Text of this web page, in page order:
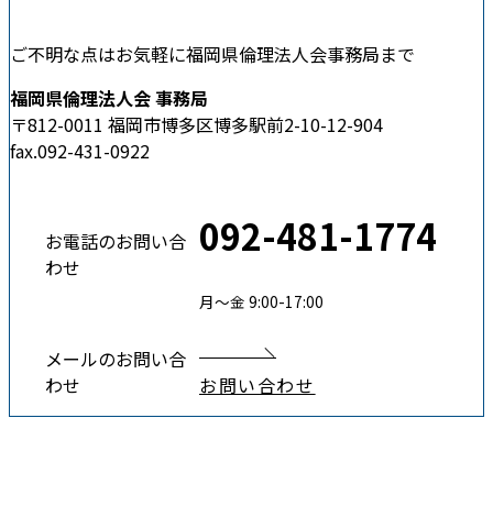
ご不明な点はお気軽に福岡県倫理法人会事務局まで
福岡県倫理法人会 事務局
〒812-0011 福岡市博多区博多駅前2-10-12-904
fax.092-431-0922
お電話のお問い合
わせ
092-481-1774
月〜金 9:00-17:00
メールのお問い合
わせ
お問い合わせ